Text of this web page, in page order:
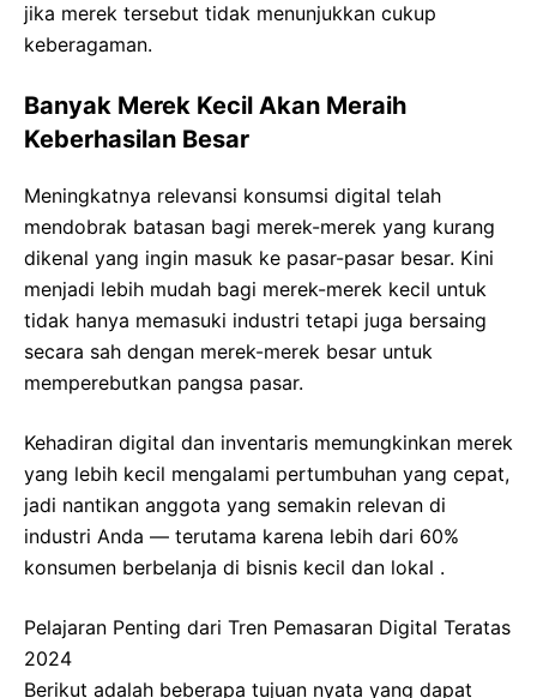
jika merek tersebut tidak menunjukkan cukup
keberagaman.
Banyak Merek Kecil Akan Meraih
Keberhasilan Besar
Meningkatnya relevansi konsumsi digital telah
mendobrak batasan bagi merek-merek yang kurang
dikenal yang ingin masuk ke pasar-pasar besar. Kini
menjadi lebih mudah bagi merek-merek kecil untuk
tidak hanya memasuki industri tetapi juga bersaing
secara sah dengan merek-merek besar untuk
memperebutkan pangsa pasar.
Kehadiran digital dan inventaris memungkinkan merek
yang lebih kecil mengalami pertumbuhan yang cepat,
jadi nantikan anggota yang semakin relevan di
industri Anda ― terutama karena lebih dari 60%
konsumen berbelanja di bisnis kecil dan lokal .
Pelajaran Penting dari Tren Pemasaran Digital Teratas
2024
Berikut adalah beberapa tujuan nyata yang dapat